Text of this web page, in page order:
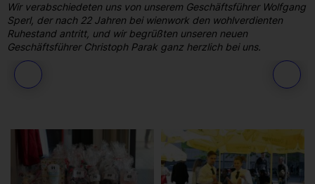
Wir verabschiedeten uns von unserem Geschäftsführer Wolfgang
Sperl, der nach 22 Jahren bei wienwork den wohlverdienten
Ruhestand antritt, und wir begrüßten unseren neuen
Geschäftsführer Christoph Parak ganz herzlich bei uns.
180 / 264